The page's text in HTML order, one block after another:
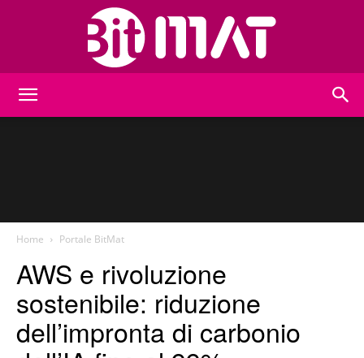
Home Portale BitMat
AWS e rivoluzione
sostenibile: riduzione
dell’impronta di carbonio